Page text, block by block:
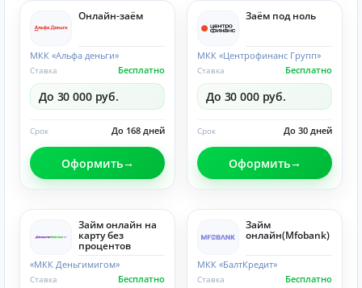
Онлайн-заём
МКК «Альфа деньги»
Бесплатно
Ставка
До 30 000 руб.
До 168 дней
Срок
Оформить
Заём под ноль
МКК «Центрофинанс Групп»
Бесплатно
Ставка
До 30 000 руб.
До 30 дней
Срок
Оформить
Займ онлайн на
карту без
процентов
«МКК Деньгимигом»
Бесплатно
Ставка
Займ
онлайн(Mfobank)
МКК «БалтКредит»
Бесплатно
Ставка